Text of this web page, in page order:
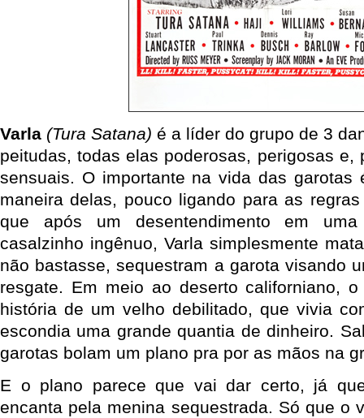
Varla (Tura Satana) é a líder do grupo de 3
peitudas, todas elas poderosas, perigosas e,
sensuais. O importante na vida das garotas
maneira delas, pouco ligando para as
que após um desentendimento em
casalzinho ingênuo, Varla simplesmente
não bastasse, sequestram a garota visando
resgate. Em meio ao deserto californiano,
história de um velho debilitado, que vivia
escondia uma grande quantia de dinheiro.
garotas bolam um plano pra por as mãos na
E o plano parece que vai dar certo, já
encanta pela menina sequestrada. Só que o